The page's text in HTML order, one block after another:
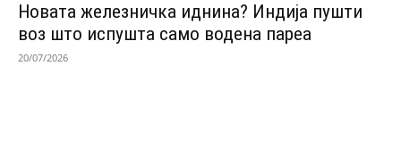
Новата железничка иднина? Индија пушти
воз што испушта само водена пареа
20/07/2026